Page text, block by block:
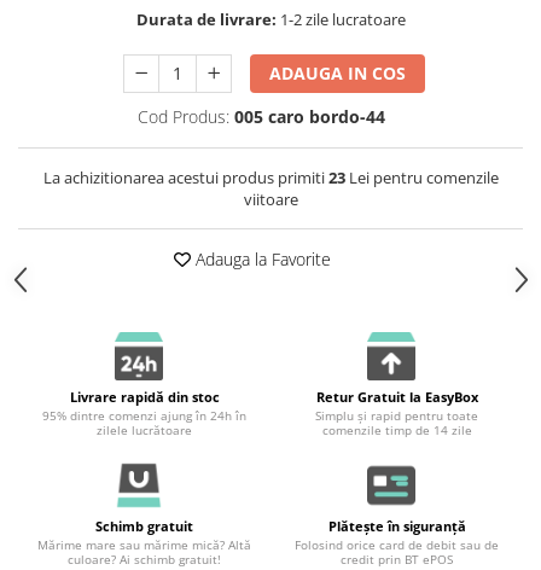
Durata de livrare: 1-2 zile lucratoare
ADAUGA IN COS
Cod Produs: 005 caro bordo-44
La achizitionarea acestui produs primiti23Lei pentru comenzile
viitoare
Adauga la Favorite
Livrare rapidă din stoc
95% dintre comenzi ajung în 24h în
zilele lucrătoare
Retur Gratuit la EasyBox
Simplu și rapid pentru toate
comenzile timp de 14 zile
Schimb gratuit
Mărime mare sau mărime mică? Altă
culoare? Ai schimb gratuit!
Plătește în siguranță
Folosind orice card de debit sau de
credit prin BT ePOS